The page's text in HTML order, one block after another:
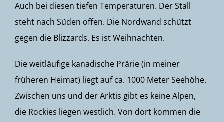
Auch bei diesen tiefen Temperaturen. Der Stall
steht nach Süden offen. Die Nordwand schützt
gegen die Blizzards. Es ist Weihnachten.
Die weitläufige kanadische Prärie (in meiner
früheren Heimat) liegt auf ca. 1000 Meter Seehöhe.
Zwischen uns und der Arktis gibt es keine Alpen,
die Rockies liegen westlich. Von dort kommen die